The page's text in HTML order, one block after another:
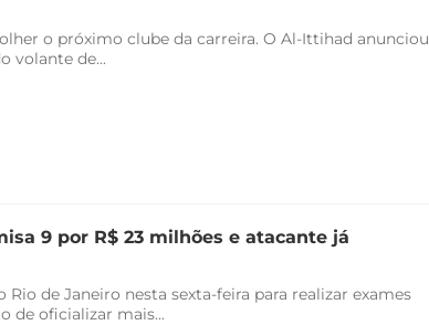
o próximo clube da carreira. O Al-Ittihad anunciou
volante de...
9 por R$ 23 milhões e atacante já
de Janeiro nesta sexta-feira para realizar exames
de oficializar mais...